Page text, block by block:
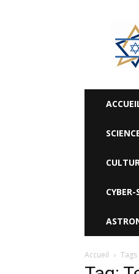
Rak
Be
News
Accueil Tags